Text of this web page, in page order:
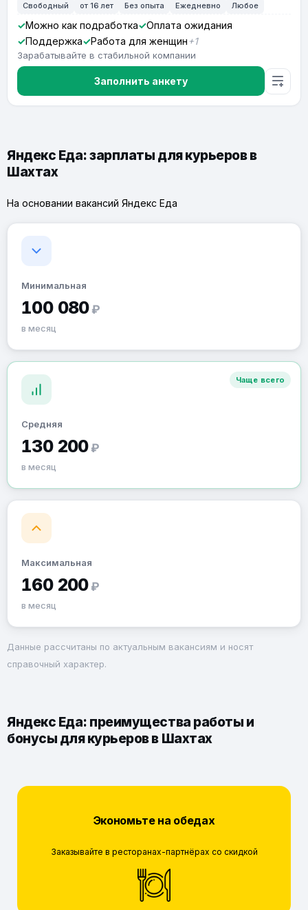
Свободный от 16 лет Без опыта Ежедневно Любое
Можно как подработка
Оплата ожидания
Поддержка
Работа для женщин +1
Зарабатывайте в стабильной компании
Заполнить анкету
Яндекс Еда: зарплаты для курьеров в
Шахтах
На основании вакансий Яндекс Еда
Минимальная
100 080 ₽
в месяц
Чаще всего
Средняя
130 200 ₽
в месяц
Максимальная
160 200 ₽
в месяц
Данные рассчитаны по актуальным вакансиям и носят
справочный характер.
Яндекс Еда: преимущества работы и
бонусы для курьеров в Шахтах
Экономьте на обедах
Заказывайте в ресторанах-партнёрах со скидкой